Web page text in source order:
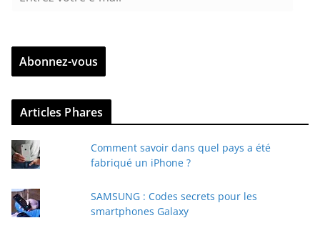
r
z
v
r
e
e
-
Abonnez-vous
Articles Phares
Comment savoir dans quel pays a été
fabriqué un iPhone ?
SAMSUNG : Codes secrets pour les
smartphones Galaxy